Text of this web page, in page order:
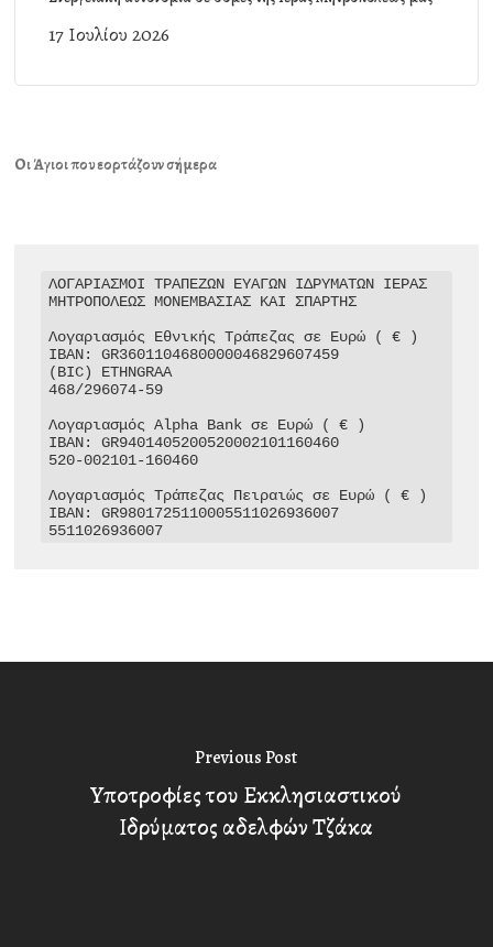
17 Ιουλίου 2026
Οι Άγιοι που εορτάζουν σήμερα
ΛΟΓΑΡΙΑΣΜΟΙ ΤΡΑΠΕΖΩΝ ΕΥΑΓΩΝ ΙΔΡΥΜΑΤΩΝ ΙΕΡΑΣ
ΜΗΤΡΟΠΟΛΕΩΣ ΜΟΝΕΜΒΑΣΙΑΣ ΚΑΙ ΣΠΑΡΤΗΣ
Λογαριασμός Εθνικής Τράπεζας σε Ευρώ ( € )
IBAN: GR3601104680000046829607459
(BIC) ETHNGRAA
468/296074-59
Λογαριασμός Alpha Bank σε Ευρώ ( € )
IBAN: GR9401405200520002101160460
520-002101-160460
Λογαριασμός Τράπεζας Πειραιώς σε Ευρώ ( € )
IBAN: GR9801725110005511026936007
5511026936007
Previous Post
Yποτροφίες του Εκκλησιαστικού
Ιδρύματος αδελφών Τζάκα